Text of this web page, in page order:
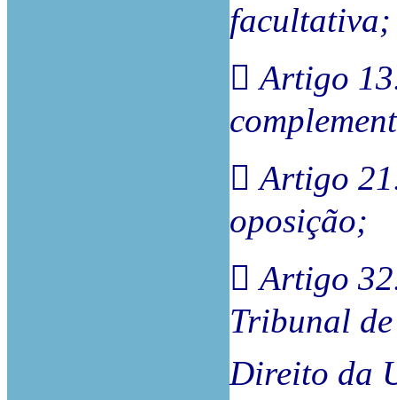
facultativa;
 Artigo
 Artigo
oposição;
 Artigo
Tribunal
Direito da